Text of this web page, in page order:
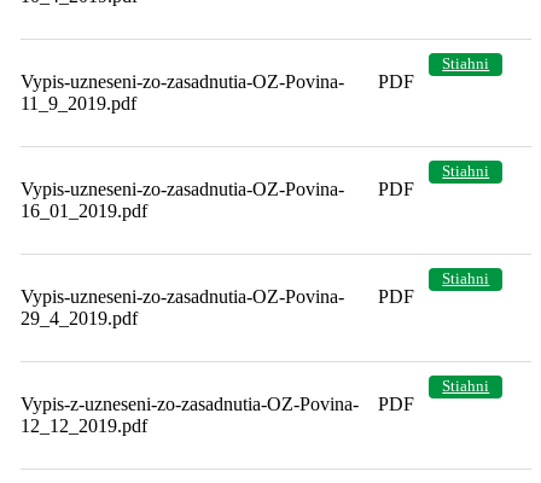
Vypis-uzneseni-zo-zasadnutia-OZ-Povina-
11_9_2019.pdf
PDF
Stiahni
Vypis-uzneseni-zo-zasadnutia-OZ-Povina-
16_01_2019.pdf
PDF
Stiahni
Vypis-uzneseni-zo-zasadnutia-OZ-Povina-
29_4_2019.pdf
PDF
Stiahni
Vypis-z-uzneseni-zo-zasadnutia-OZ-Povina-
12_12_2019.pdf
PDF
Stiahni